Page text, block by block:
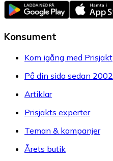
Konsument
Kom igång med Prisjakt
På din sida sedan 2002
Artiklar
Prisjakts experter
Teman & kampanjer
Årets butik